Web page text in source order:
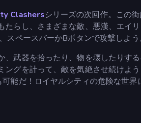
Clashersシリーズの次回作。この
らし、さまざまな敵、悪漢、エイ
ペースバーかBボタンで攻撃しよう
武器を拾ったり、物を壊したりす
グを計って、敵を気絶させ続けよ
能だ！ロイヤルシティの危険な世界